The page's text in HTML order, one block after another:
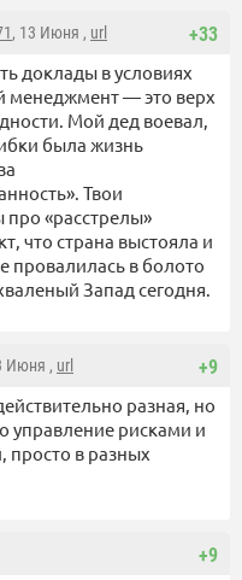
+33
, 13 Июня , url
доклады в условиях
менеджмент — это верх
Мой дед воевал,
была жизнь
Твои
«расстрелы»
что страна выстояла и
провалилась в болото
Запад сегодня.
+9
Июня , url
разная, но
управление рисками и
просто в разных
+9